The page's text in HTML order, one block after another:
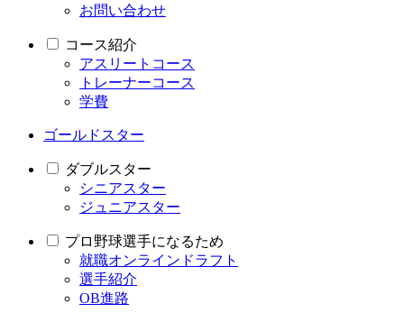
お問い合わせ
コース紹介
アスリートコース
トレーナーコース
学費
ゴールドスター
ダブルスター
シニアスター
ジュニアスター
プロ野球選手になるため
就職オンラインドラフト
選手紹介
OB進路